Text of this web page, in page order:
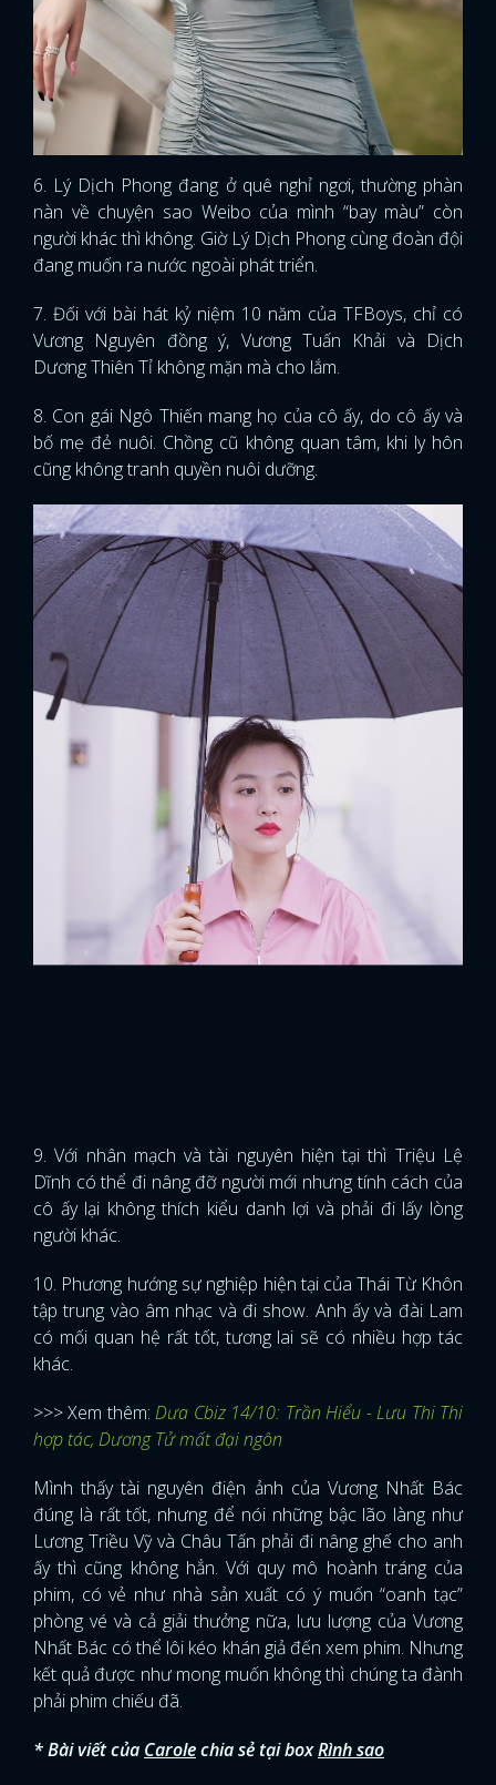
6. Lý Dịch Phong đang ở quê nghỉ ngơi, thường phàn
nàn về chuyện sao Weibo của mình “bay màu” còn
người khác thì không. Giờ Lý Dịch Phong cùng đoàn đội
đang muốn ra nước ngoài phát triển.
7. Đối với bài hát kỷ niệm 10 năm của TFBoys, chỉ có
Vương Nguyên đồng ý, Vương Tuấn Khải và Dịch
Dương Thiên Tỉ không mặn mà cho lắm.
8. Con gái Ngô Thiến mang họ của cô ấy, do cô ấy và
bố mẹ đẻ nuôi. Chồng cũ không quan tâm, khi ly hôn
cũng không tranh quyền nuôi dưỡng.
9. Với nhân mạch và tài nguyên hiện tại thì Triệu Lệ
Dĩnh có thể đi nâng đỡ người mới nhưng tính cách của
cô ấy lại không thích kiểu danh lợi và phải đi lấy lòng
người khác.
10. Phương hướng sự nghiệp hiện tại của Thái Từ Khôn
tập trung vào âm nhạc và đi show. Anh ấy và đài Lam
có mối quan hệ rất tốt, tương lai sẽ có nhiều hợp tác
khác.
>>> Xem thêm:Dưa Cbiz 14/10: Trần Hiểu - Lưu Thi Thi
hợp tác, Dương Tử mất đại ngôn
Mình thấy tài nguyên điện ảnh của Vương Nhất Bác
đúng là rất tốt, nhưng để nói những bậc lão làng như
Lương Triều Vỹ và Châu Tấn phải đi nâng ghế cho anh
ấy thì cũng không hẳn. Với quy mô hoành tráng của
phim, có vẻ như nhà sản xuất có ý muốn “oanh tạc”
phòng vé và cả giải thưởng nữa, lưu lượng của Vương
Nhất Bác có thể lôi kéo khán giả đến xem phim. Nhưng
kết quả được như mong muốn không thì chúng ta đành
phải phim chiếu đã.
* Bài viết của Carolechia sẻ tại boxRình sao